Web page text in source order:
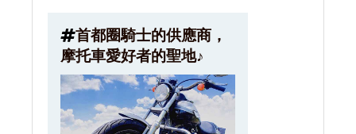
首都圈騎士的供應商，
摩托車愛好者的聖地♪